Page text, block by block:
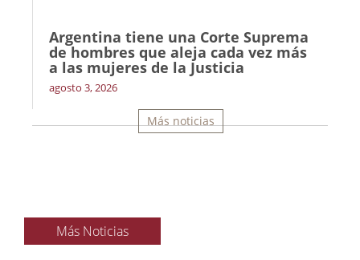
Argentina tiene una Corte Suprema
de hombres que aleja cada vez más
a las mujeres de la Justicia
agosto 3, 2026
Más noticias
Más Noticias